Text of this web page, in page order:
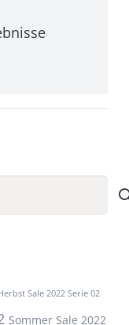
Sale 2022 Serie 02
Sommer Sale 2022